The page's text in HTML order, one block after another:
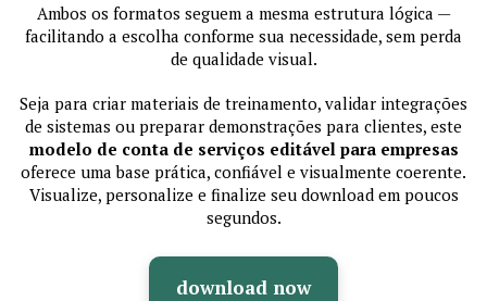
Ambos os formatos seguem a mesma estrutura lógica —
facilitando a escolha conforme sua necessidade, sem perda
de qualidade visual.
Seja para criar materiais de treinamento, validar integrações
de sistemas ou preparar demonstrações para clientes, este
modelo de conta de serviços editável para empresas
oferece uma base prática, confiável e visualmente coerente.
Visualize, personalize e finalize seu download em poucos
segundos.
download now